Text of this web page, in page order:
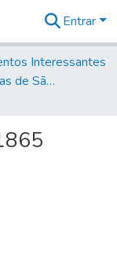
Entrar
Interessantes
Volume 11 - Divisas de São Paulo e Minas Gerais